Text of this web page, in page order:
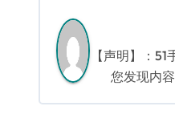
航
【声明】：
您发现内